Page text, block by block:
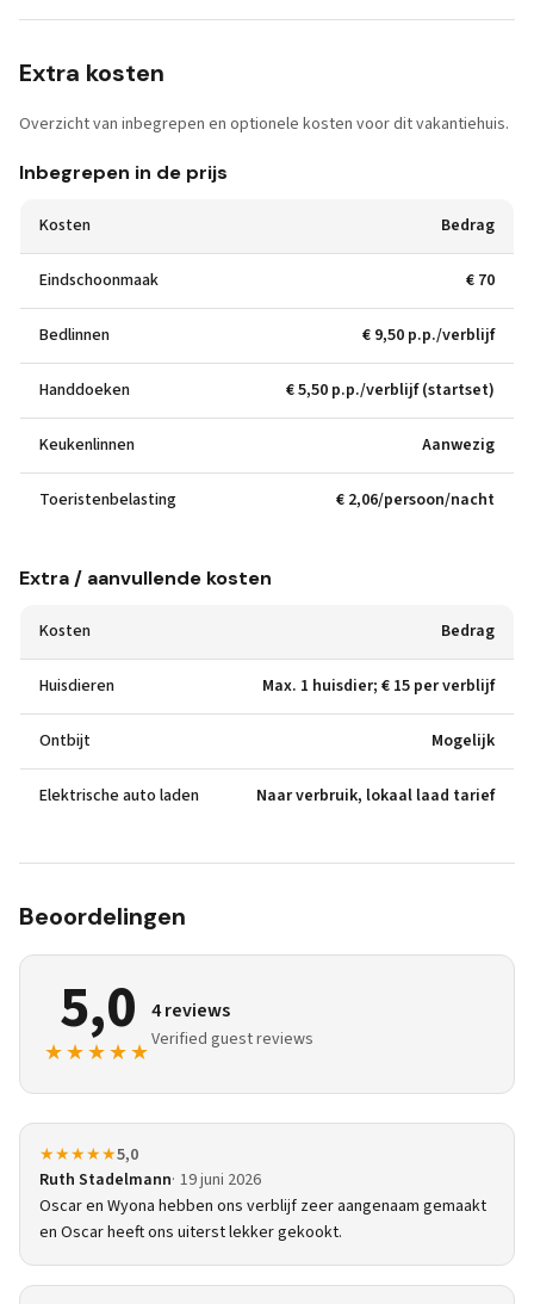
Extra kosten
Overzicht van inbegrepen en optionele kosten voor dit vakantiehuis.
Inbegrepen in de prijs
Kosten Bedrag
Eindschoonmaak € 70
Bedlinnen € 9,50 p.p./verblijf
Handdoeken € 5,50 p.p./verblijf (startset)
Keukenlinnen Aanwezig
Toeristenbelasting € 2,06/persoon/nacht
Extra / aanvullende kosten
Kosten Bedrag
Huisdieren Max. 1 huisdier; € 15 per verblijf
Ontbijt Mogelijk
Elektrische auto laden Naar verbruik, lokaal laad tarief
Beoordelingen
5,0
★★★★★
4 reviews
Verified guest reviews
★★★★★5,0
Ruth Stadelmann 19 juni 2026
Oscar en Wyona hebben ons verblijf zeer aangenaam gemaakt
en Oscar heeft ons uiterst lekker gekookt.